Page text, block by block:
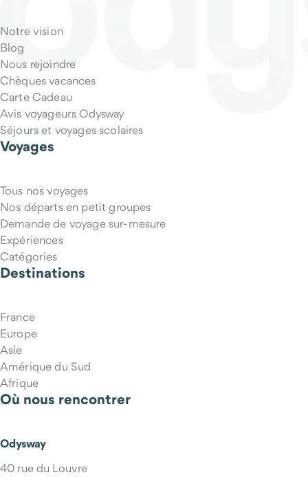
Notre vision
Blog
Nous rejoindre
Chèques vacances
Carte Cadeau
Avis voyageurs Odysway
Séjours et voyages scolaires
Voyages
Tous nos voyages
Nos départs en petit groupes
Demande de voyage sur-mesure
Expériences
Catégories
Destinations
France
Europe
Asie
Amérique du Sud
Afrique
Où nous rencontrer
Odysway
40 rue du Louvre